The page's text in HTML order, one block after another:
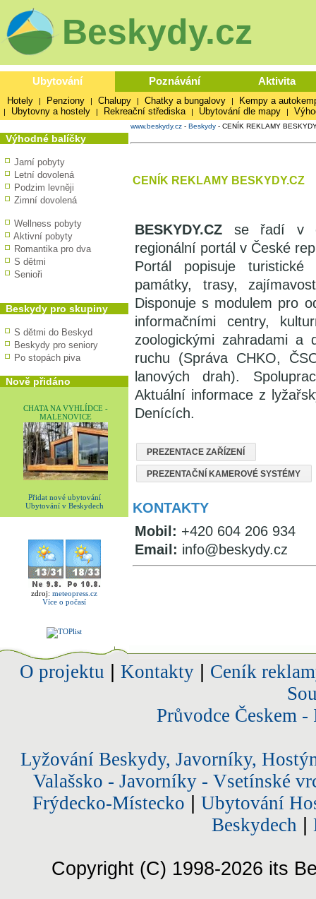
Beskydy.cz
Ubytování Poznávání Aktivita
Hotely | Penziony | Chalupy | Chatky a bungalovy | Kempy a
| Ubytovny a hostely | Rekreační střediska | Ubytování dle mapy |
Výhodné balíčky
Jarní pobyty
Letní dovolená
Podzim levněji
Zimní dovolená
Wellness pobyty
Aktivní pobyty
Romantika pro dva
S dětmi
Senioři
Beskydy pro skupiny
S dětmi do Beskyd
Beskydy pro seniory
Po stopách piva
Nově přidáno
CHATA NA VYHLÍDCE -
MALENOVICE
Přidat nové ubytování
Ubytování v Beskydech
zdroj: meteopress.cz
Více o počasí
www.beskydy.cz - Beskydy - CENÍK REKLAMY
CENÍK REKLAMY BESKYDY.CZ
BESKYDY.CZ se řadí v
regionální portál v České
Portál popisuje
památky, trasy,
Disponuje s modulem pro
informačními centry,
zoologickými zahradami a
ruchu (Správa CHKO,
lanových drah).
Aktuální informace z
Denících.
PREZENTACE ZAŘÍZENÍ
PREZENTAČNÍ KAMEROVÉ SYSTÉMY
KONTAKTY
Mobil: +420 604 206 934
Email: info@beskydy.cz
O projektu Kontakty| Ceník
Průvodce Českem
Lyžování Beskydy, Javorníky,
Valašsko - Javorníky - Vsetínské
Frýdecko-Místecko
Ubytování
Beskydech
Copyright (C) 1998-2026 its